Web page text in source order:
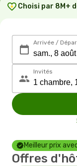
Choisi par 8M+
Arrivée /
Invités
Meilleur prix
Offres